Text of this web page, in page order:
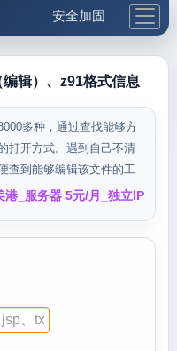
安全加固
更多工具
包
辑）、z91格式信息
多种，通过查找能够方
打开方式。遇到自己不清
查到能够编辑该文件的工
港_服务器 5元/月_独立IP